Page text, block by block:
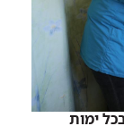
ימות